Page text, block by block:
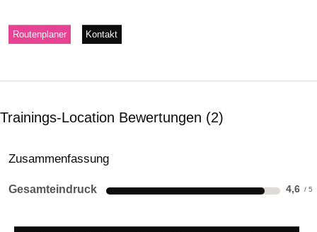
Routenplaner Kontakt
Trainings-Location Bewertungen 2
Zusammenfassung
Gesamteindruck 4,6